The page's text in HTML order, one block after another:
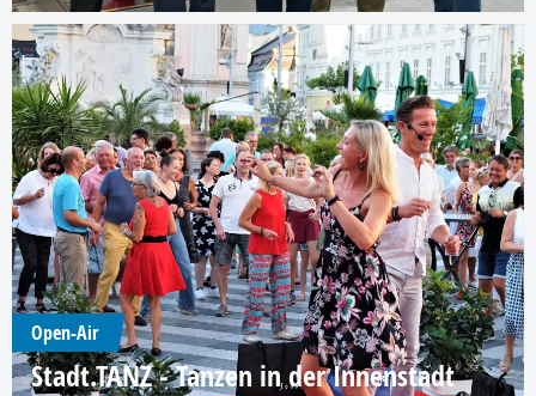
Open-Air
Stadt.TANZ - Tanzen in der Innenstadt